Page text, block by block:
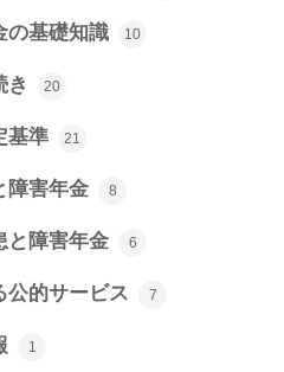
の基礎知識 10
き 20
基準 21
障害年金 8
と障害年金 6
公的サービス 7
1